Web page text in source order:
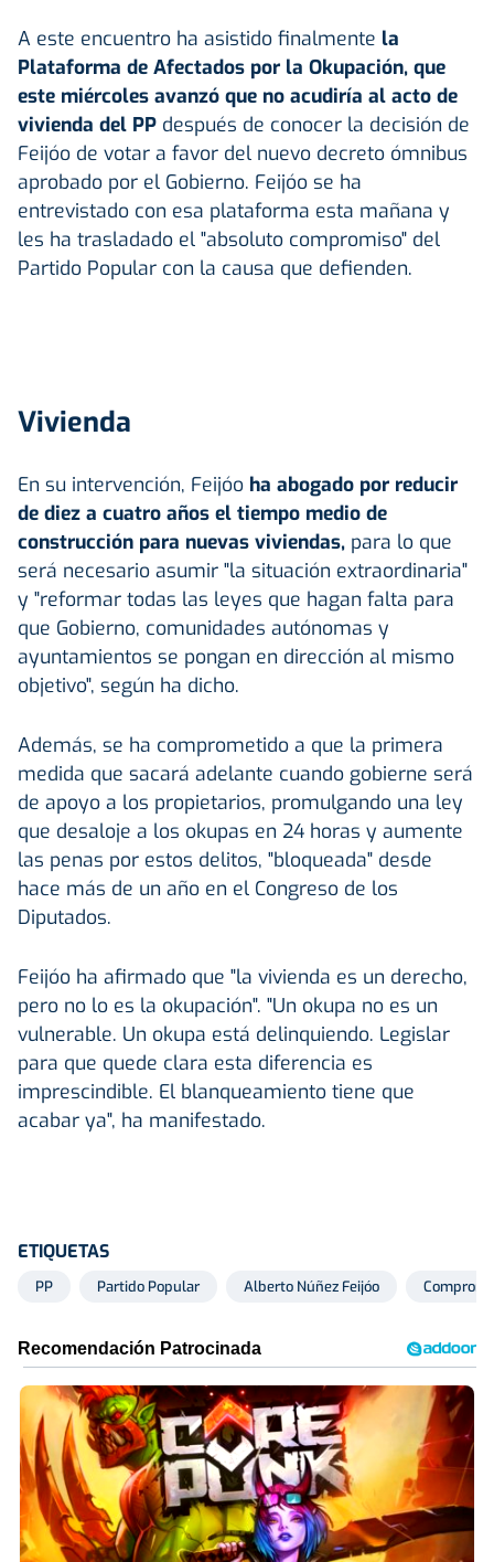
A este encuentro ha asistido finalmente la
Plataforma de Afectados por la Okupación, que
este miércoles avanzó que no acudiría al acto de
vivienda del PP después de conocer la decisión de
Feijóo de votar a favor del nuevo decreto ómnibus
aprobado por el Gobierno. Feijóo se ha
entrevistado con esa plataforma esta mañana y
les ha trasladado el "absoluto compromiso" del
Partido Popular con la causa que defienden.
Vivienda
En su intervención, Feijóo ha abogado por reducir
de diez a cuatro años el tiempo medio de
construcción para nuevas viviendas, para lo que
será necesario asumir "la situación extraordinaria"
y "reformar todas las leyes que hagan falta para
que Gobierno, comunidades autónomas y
ayuntamientos se pongan en dirección al mismo
objetivo", según ha dicho.
Además, se ha comprometido a que la primera
medida que sacará adelante cuando gobierne será
de apoyo a los propietarios, promulgando una ley
que desaloje a los okupas en 24 horas y aumente
las penas por estos delitos, "bloqueada" desde
hace más de un año en el Congreso de los
Diputados.
Feijóo ha afirmado que "la vivienda es un derecho,
pero no lo es la okupación". "Un okupa no es un
vulnerable. Un okupa está delinquiendo. Legislar
para que quede clara esta diferencia es
imprescindible. El blanqueamiento tiene que
acabar ya", ha manifestado.
ETIQUETAS
PP Partido Popular Alberto Núñez Feijóo